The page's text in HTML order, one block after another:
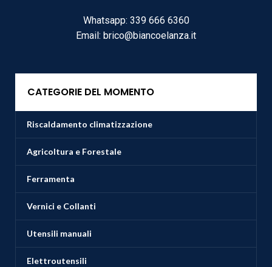
Whatsapp: 339 666 6360
Email: brico@biancoelanza.it
CATEGORIE DEL MOMENTO
Riscaldamento climatizzazione
Agricoltura e Forestale
Ferramenta
Vernici e Collanti
Utensili manuali
Elettroutensili